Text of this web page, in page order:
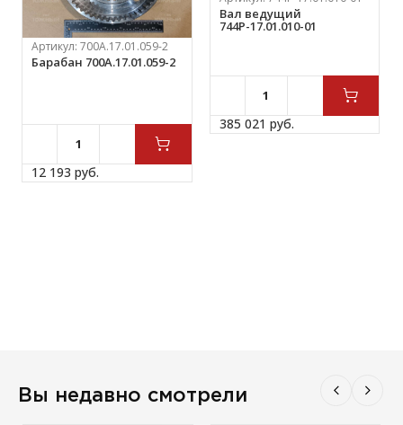
Артикул:700А.17.01.059-2
Барабан 700А.17.01.059-2
12 193 руб.
Вал ведущий
744Р-17.01.010-01
385 021 руб.
Вы недавно смотрели